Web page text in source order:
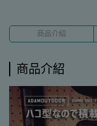
商品介紹
商品介紹